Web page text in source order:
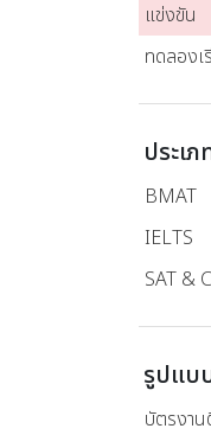
แข่งขัน
ทดลองเ
ประเภ
BMAT
IELTS
SAT &
รูปแบ
บัตรงา